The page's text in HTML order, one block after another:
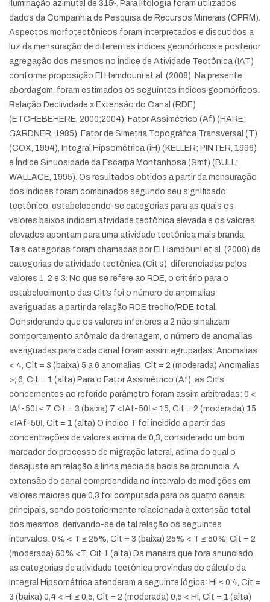
iluminação azimutal de 315º. Para litologia foram utilizados
dados da Companhia de Pesquisa de Recursos Minerais (CPRM).
Aspectos morfotectônicos foram interpretados e discutidos a
luz da mensuração de diferentes índices geomórficos e posterior
agregação dos mesmos no Índice de Atividade Tectônica (IAT)
conforme proposição El Hamdouni et al. (2008). Na presente
abordagem, foram estimados os seguintes índices geomórficos:
Relação Declividade x Extensão do Canal (RDE)
(ETCHEBEHERE, 2000;2004), Fator Assimétrico (Af) (HARE;
GARDNER, 1985), Fator de Simetria Topográfica Transversal (T)
(COX, 1994), Integral Hipsométrica (iH) (KELLER; PINTER, 1996)
e Índice Sinuosidade da Escarpa Montanhosa (Smf) (BULL;
WALLACE, 1995). Os resultados obtidos a partir da mensuração
dos índices foram combinados segundo seu significado
tectônico, estabelecendo-se categorias para as quais os
valores baixos indicam atividade tectônica elevada e os valores
elevados apontam para uma atividade tectônica mais branda.
Tais categorias foram chamadas por El Hamdouni et al. (2008) de
categorias de atividade tectônica (Cit’s), diferenciadas pelos
valores 1, 2 e 3. No que se refere ao RDE, o critério para o
estabelecimento das Cit’s foi o número de anomalias
averiguadas a partir da relação RDE trecho/RDE total.
Considerando que os valores inferiores a 2 não sinalizam
comportamento anômalo da drenagem, o número de anomalias
averiguadas para cada canal foram assim agrupadas: Anomalias
< 4, Cit = 3 (baixa) 5 a 6 anomalias, Cit = 2 (moderada) Anomalias
>; 6, Cit = 1 (alta) Para o Fator Assimétrico (Af), as Cit’s
concernentes ao referido parâmetro foram assim arbitradas: 0 <
ǀAf-50ǀ ≤ 7, Cit = 3 (baixa) 7 <ǀAf-50ǀ ≤ 15, Cit = 2 (moderada) 15
<ǀAf-50ǀ, Cit = 1 (alta) O índice T foi incidido a partir das
concentrações de valores acima de 0,3, considerado um bom
marcador do processo de migração lateral, acima do qual o
desajuste em relação à linha média da bacia se pronuncia. A
extensão do canal compreendida no intervalo de medições em
valores maiores que 0,3 foi computada para os quatro canais
principais, sendo posteriormente relacionada à extensão total
dos mesmos, derivando-se de tal relação os seguintes
intervalos: 0% < T ≤ 25%, Cit = 3 (baixa) 25% < T ≤ 50%, Cit = 2
(moderada) 50% <T, Cit 1 (alta) Da maneira que fora anunciado,
as categorias de atividade tectônica provindas do cálculo da
Integral Hipsométrica atenderam a seguinte lógica: Hi ≤ 0,4, Cit =
3 (baixa) 0,4 < Hi ≤ 0,5, Cit = 2 (moderada) 0,5 < Hi, Cit = 1 (alta)